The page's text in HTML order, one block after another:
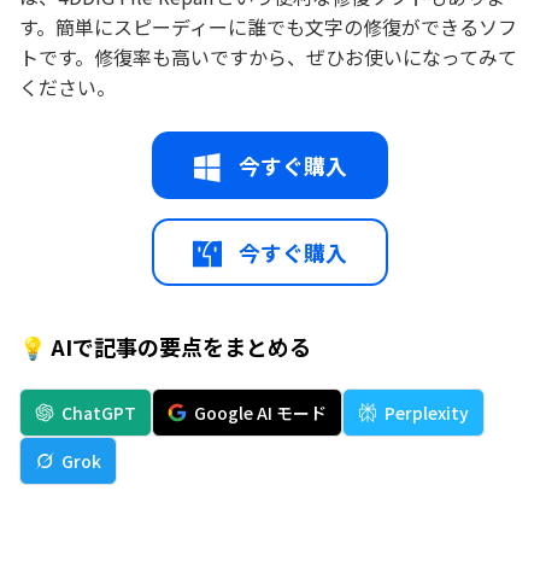
す。簡単にスピーディーに誰でも文字の修復ができるソフ
トです。修復率も高いですから、ぜひお使いになってみて
ください。
今すぐ購入
今すぐ購入
💡 AIで記事の要点をまとめる
ChatGPT Google AI モード
Perplexity
Grok